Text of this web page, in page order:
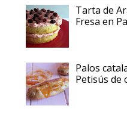
Tarta de
Fresa en
Palos
Petisús de